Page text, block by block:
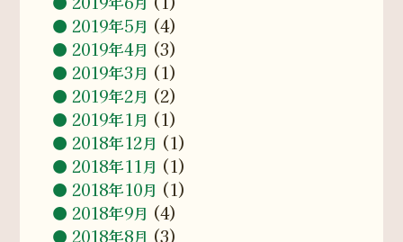
2019年5月 (4)
2019年4月 (3)
2019年3月 (1)
2019年2月 (2)
2019年1月 (1)
2018年12月 (1)
2018年11月 (1)
2018年10月 (1)
2018年9月 (4)
2018年8月 (3)